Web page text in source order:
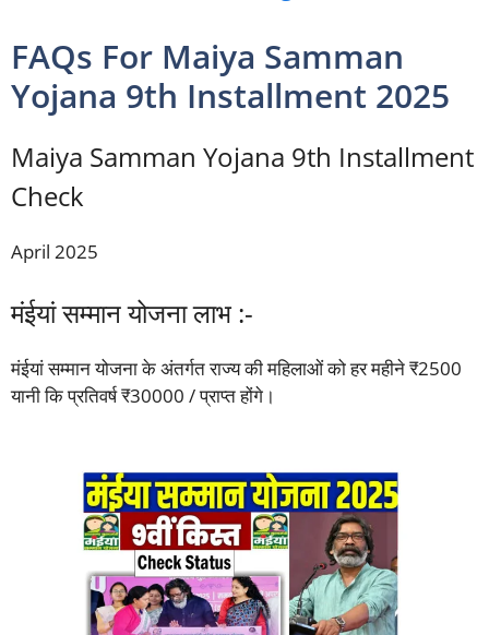
FAQs For Maiya Samman
Yojana 9th Installment 2025
Maiya Samman Yojana 9th Installment
Check
April 2025
मंईयां सम्मान योजना लाभ :-
मंईयां सम्मान योजना के अंतर्गत राज्य की महिलाओं को हर महीने ₹2500
यानी कि प्रतिवर्ष ₹30000 / प्राप्त होंगे।